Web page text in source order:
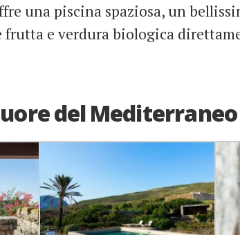
una piscina spaziosa, un
e verdura biologica
del Mediterraneo